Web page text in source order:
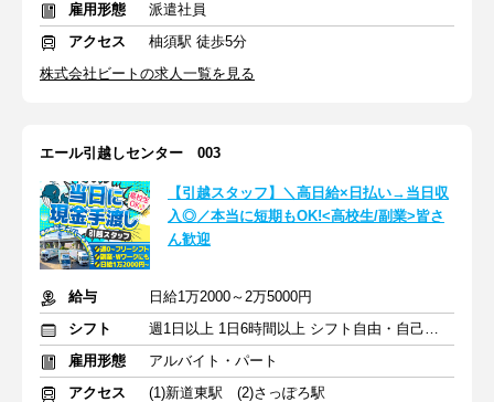
雇用形態
派遣社員
アクセス
柚須駅 徒歩5分
株式会社ビートの求人一覧を見る
エール引越しセンター 003
【引越スタッフ】＼高日給×日払い→当日収
入◎／本当に短期もOK!<高校生/副業>皆さ
ん歓迎
給与
日給1万2000～2万5000円
シフト
週1日以上 1日6時間以上 シフト自由・自己申告
雇用形態
アルバイト・パート
アクセス
(1)新道東駅 (2)さっぽろ駅